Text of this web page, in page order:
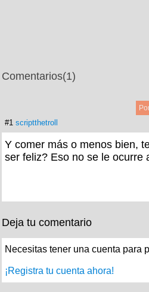
Comentarios(1)
#1 scriptthetroll
Y comer más o menos bien,
ser feliz? Eso no se le ocurre
Deja tu comentario
Necesitas tener una cuenta para
¡Registra tu cuenta ahora!